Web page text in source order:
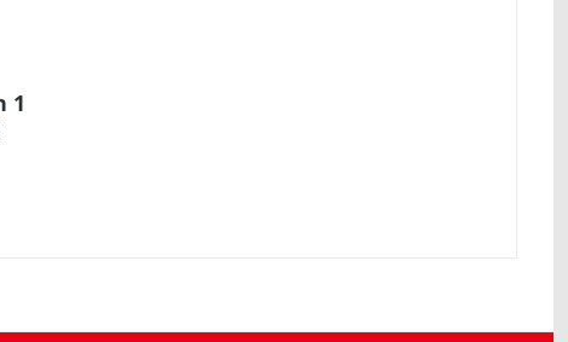
1